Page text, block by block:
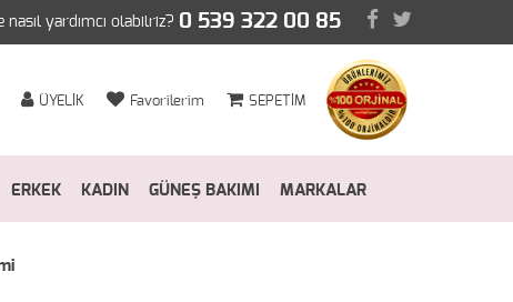
nasıl yardımcı olabilriz? 0 539 322 00 85
SEPETİM
Favorilerim
ÜYELİK
ERKEK KADIN GÜNEŞ BAKIMI MARKALAR